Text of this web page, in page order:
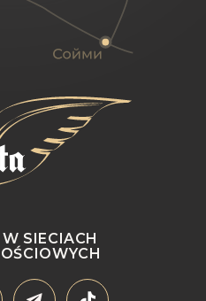
SIECIACH